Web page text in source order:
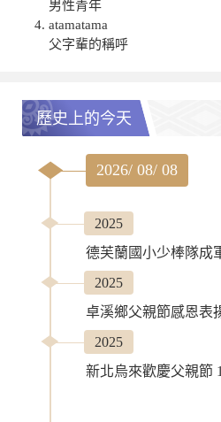
男性青年
atamatama
父字輩的稱呼
歷史上的今天
2026/ 08/ 08
2025
德芙蘭國小少棒隊成
2025
卓溪鄉父親節感恩表
2025
新北烏來歡慶父親節